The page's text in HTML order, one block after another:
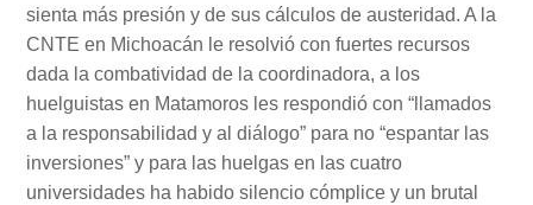
sienta más presión y de sus cálculos de austeridad. A la
CNTE en Michoacán le resolvió con fuertes recursos
dada la combatividad de la coordinadora, a los
huelguistas en Matamoros les respondió con “llamados
a la responsabilidad y al diálogo” para no “espantar las
inversiones” y para las huelgas en las cuatro
universidades ha habido silencio cómplice y un brutal